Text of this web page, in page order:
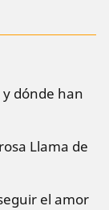
dónde han
Llama de
el amor